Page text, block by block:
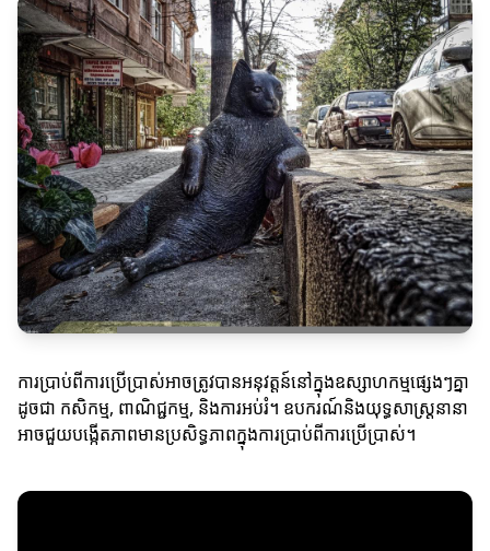
ការប្រាប់ពីការប្រើប្រាស់អាចត្រូវបានអនុវត្តន៍នៅក្នុងឧស្សាហកម្មផ្សេងៗគ្នា
ដូចជា កសិកម្ម, ពាណិជ្ជកម្ម, និងការអប់រំ។ ឧបករណ៍និងយុទ្ធសាស្រ្តនានា
អាចជួយបង្កើតភាពមានប្រសិទ្ធភាពក្នុងការប្រាប់ពីការប្រើប្រាស់។